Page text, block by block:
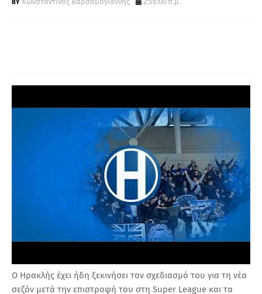
Ο Ηρακλής έχει ήδη ξεκινήσει τον σχεδιασμό του για τη νέα
σεζόν μετά την επιστροφή του στη Super League και τα